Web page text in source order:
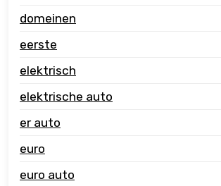
domeinen
eerste
elektrisch
elektrische auto
er auto
euro
euro auto